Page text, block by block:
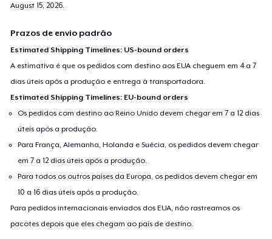
August 15, 2026
Prazos de envio padrão
Estimated Shipping Timelines: US-bound orders
A estimativa é que os pedidos com destino aos EUA cheguem em 4 a 7
dias úteis após a produção e entrega à transportadora.
Estimated Shipping Timelines: EU-bound orders
Os pedidos com destino ao Reino Unido devem chegar em 7 a 12 dias
úteis após a produção.
Para França, Alemanha, Holanda e Suécia, os pedidos devem chegar
em 7 a 12 dias úteis após a produção.
Para todos os outros países da Europa, os pedidos devem chegar em
10 a 16 dias úteis após a produção.
Para pedidos internacionais enviados dos EUA, não rastreamos os
pacotes depois que eles chegam ao país de destino.